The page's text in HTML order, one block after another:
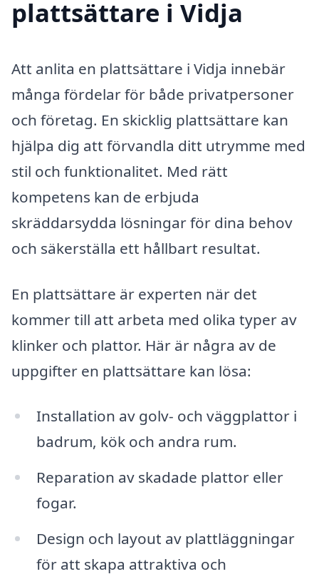
plattsättare i Vidja
Att anlita en plattsättare i Vidja innebär
många fördelar för både privatpersoner
och företag. En skicklig plattsättare kan
hjälpa dig att förvandla ditt utrymme med
stil och funktionalitet. Med rätt
kompetens kan de erbjuda
skräddarsydda lösningar för dina behov
och säkerställa ett hållbart resultat.
En plattsättare är experten när det
kommer till att arbeta med olika typer av
klinker och plattor. Här är några av de
uppgifter en plattsättare kan lösa:
Installation av golv- och väggplattor i
badrum, kök och andra rum.
Reparation av skadade plattor eller
fogar.
Design och layout av plattläggningar
för att skapa attraktiva och